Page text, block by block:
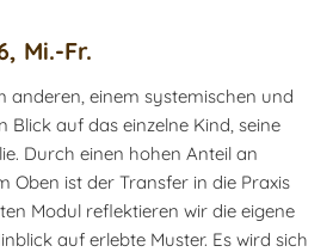
Mi.-Fr.
anderen, einem systemischen und
Blick auf das einzelne Kind, seine
Durch einen hohen Anteil an
Oben ist der Transfer in die Praxis
Modul reflektieren wir die eigene
auf erlebte Muster. Es wird sich